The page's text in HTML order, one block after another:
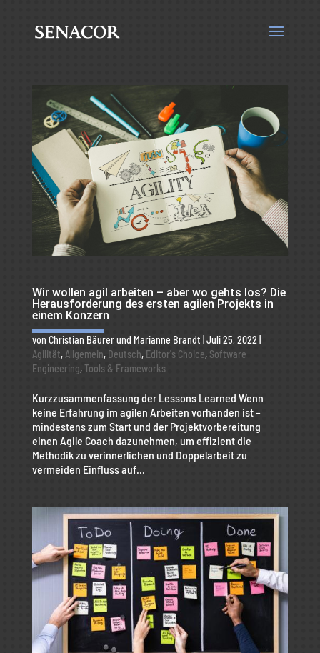
Wir wollen agil arbeiten – aber wo gehts los? Die
Herausforderung des ersten agilen Projekts in
einem Konzern
von Christian Bäurerund Marianne Brandt Juli 25, 2022
Agilität, Allgemein, Deutsch, Editor's Choice, Software
Engineering,Tools & Frameworks
Kurzzusammenfassung der Lessons Learned Wenn
keine Erfahrung im agilen Arbeiten vorhanden ist –
mindestens zum Start und der Projektvorbereitung
einen Agile Coach dazunehmen, um effizient die
Methodik zu verinnerlichen und Doppelarbeit zu
vermeiden Einfluss auf...